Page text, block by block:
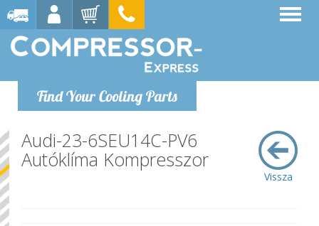
Find Your Cooling Parts
Vissza
Audi-23-6SEU14C-PV6
Autóklíma Kompresszor